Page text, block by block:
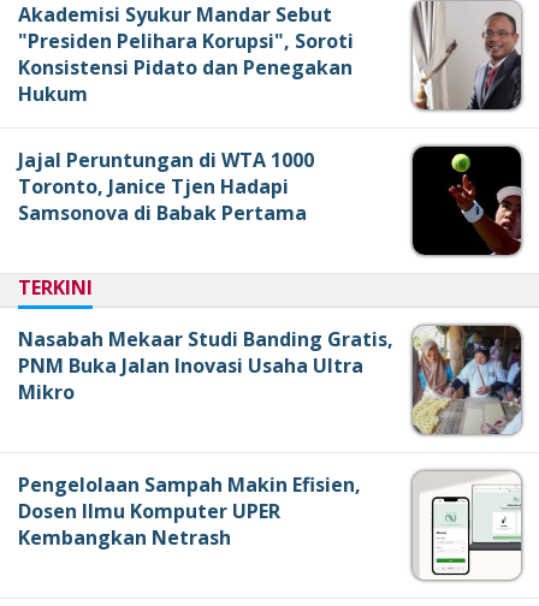
Akademisi Syukur Mandar Sebut
"Presiden Pelihara Korupsi", Soroti
Konsistensi Pidato dan Penegakan
Hukum
Jajal Peruntungan di WTA 1000
Toronto, Janice Tjen Hadapi
Samsonova di Babak Pertama
TERKINI
Nasabah Mekaar Studi Banding Gratis,
PNM Buka Jalan Inovasi Usaha Ultra
Mikro
Pengelolaan Sampah Makin Efisien,
Dosen Ilmu Komputer UPER
Kembangkan Netrash